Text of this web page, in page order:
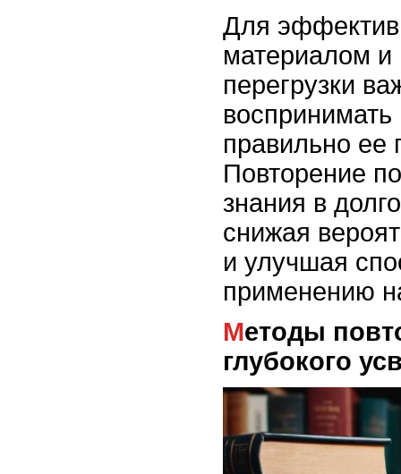
Для
материалом и
перегрузки
правильно ее
Повторение
знания в
снижая
и улучшая
применению
Методы повторения для
глубокого